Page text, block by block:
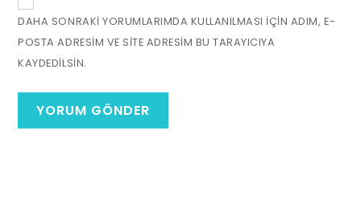
DAHA SONRAKI YORUMLARIMDA KULLANILMASI IÇIN ADIM, E-
POSTA ADRESIM VE SITE ADRESIM BU TARAYICIYA
KAYDEDILSIN.